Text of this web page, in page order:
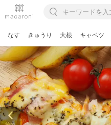
なす きゅうり 大根 キャベツ